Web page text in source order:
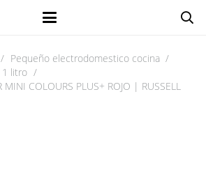
/ Pequeño electrodomestico cocina /
1 litro /
COLOURS PLUS+ ROJO | RUSSELL